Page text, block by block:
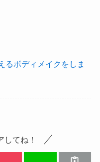
るボディメイクをしま
してね！